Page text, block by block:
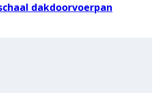
dakdoorvoerpan